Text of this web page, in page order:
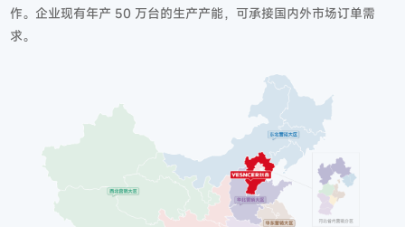
作。企业现有年产 50 万台的生产产能，可承接国内外市场订单需
求。